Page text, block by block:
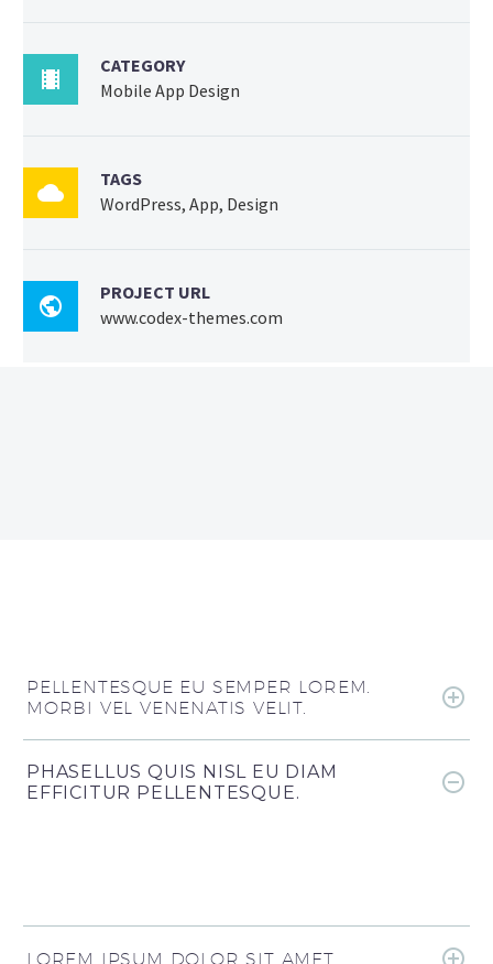

CATEGORY
Mobile App Design

TAGS
WordPress, App, Design

PROJECT URL
www.codex-themes.com
PELLENTESQUE EU SEMPER LOREM.
MORBI VEL VENENATIS VELIT.
PHASELLUS QUIS NISL EU DIAM
EFFICITUR PELLENTESQUE.
LOREM IPSUM DOLOR SIT AMET